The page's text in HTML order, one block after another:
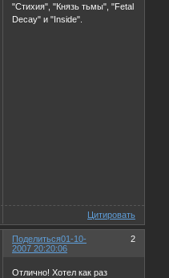
"Стихия", "Князь тьмы", "Fetal
Decay" и "Inside".
Цитировать
Поделиться 2
01-10-
2007 20:20:06
Отлично! Хотел как раз